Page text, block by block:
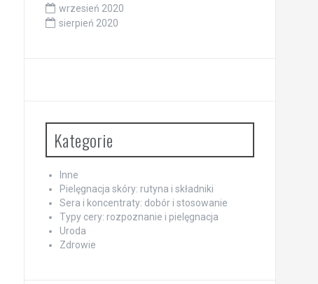
wrzesień 2020
sierpień 2020
Kategorie
Inne
Pielęgnacja skóry: rutyna i składniki
Sera i koncentraty: dobór i stosowanie
Typy cery: rozpoznanie i pielęgnacja
Uroda
Zdrowie